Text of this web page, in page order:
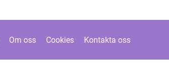
Om oss Cookies Kontakta oss